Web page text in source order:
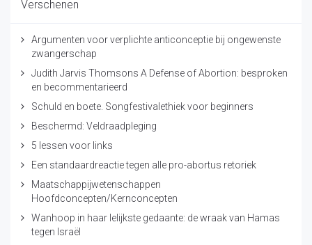
Verschenen
Argumenten voor verplichte anticonceptie bij ongewenste
zwangerschap
Judith Jarvis Thomsons A Defense of Abortion: besproken
en becommentarieerd
Schuld en boete. Songfestivalethiek voor beginners
Beschermd: Veldraadpleging
5 lessen voor links
Een standaardreactie tegen alle pro-abortus retoriek
Maatschappijwetenschappen
Hoofdconcepten/Kernconcepten
Wanhoop in haar lelijkste gedaante: de wraak van Hamas
tegen Israël